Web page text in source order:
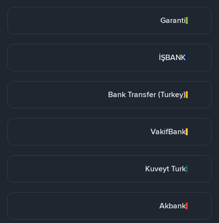
Garanti
İŞBANK
Bank Transfer (Turkey)
VakifBank
Kuveyt Turk
Akbank